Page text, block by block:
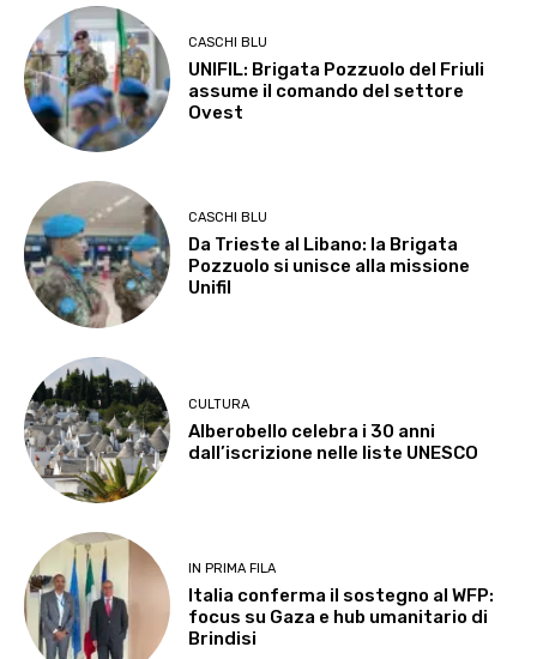
CASCHI BLU
UNIFIL: Brigata Pozzuolo del Friuli
assume il comando del settore
Ovest
CASCHI BLU
Da Trieste al Libano: la Brigata
Pozzuolo si unisce alla missione
Unifil
CULTURA
Alberobello celebra i 30 anni
dall’iscrizione nelle liste UNESCO
IN PRIMA FILA
Italia conferma il sostegno al WFP:
focus su Gaza e hub umanitario di
Brindisi